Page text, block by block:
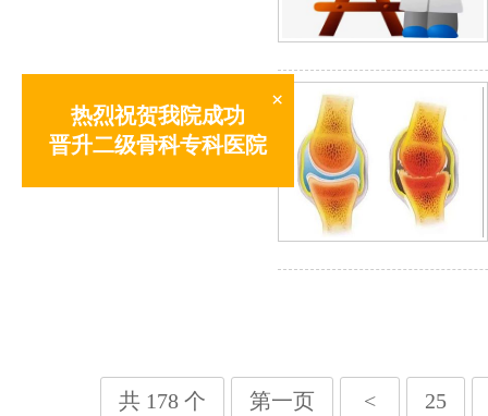
热烈祝贺我院成功
晋升二级骨科专科医院
×
共 178 个 第一页 < 25